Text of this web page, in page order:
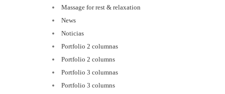
Massage for rest & relaxation
News
Noticias
Portfolio 2 columnas
Portfolio 2 columns
Portfolio 3 columnas
Portfolio 3 columns